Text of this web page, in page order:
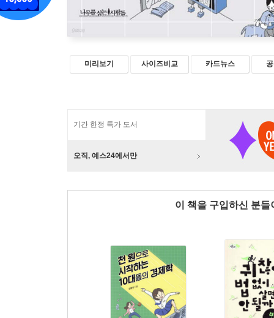
미리보기 사이즈비교 카드뉴스
기간 한정 특가 도서
오직, 예스24에서만
이 책을 구입하신 분